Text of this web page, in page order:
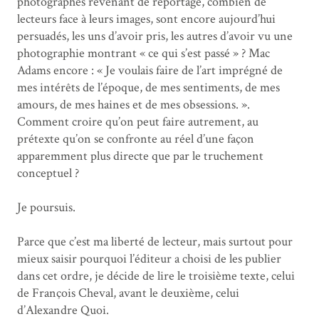
lecteurs face à leurs images, sont encore aujourd’hui
persuadés, les uns d’avoir pris, les autres d’avoir vu une
photographie montrant « ce qui s’est passé » ? Mac
Adams encore : « Je voulais faire de l’art imprégné de
mes intérêts de l’époque, de mes sentiments, de mes
amours, de mes haines et de mes obsessions. ».
Comment croire qu’on peut faire autrement, au
prétexte qu’on se confronte au réel d’une façon
apparemment plus directe que par le truchement
conceptuel ?
Je poursuis.
Parce que c’est ma liberté de lecteur, mais surtout pour
mieux saisir pourquoi l’éditeur a choisi de les publier
dans cet ordre, je décide de lire le troisième texte, celui
de François Cheval, avant le deuxième, celui
d’Alexandre Quoi.